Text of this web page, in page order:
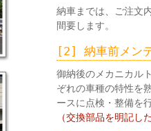
納車までは、ご注文
間要します。
[2] 納車前メン
御納後のメカニカル
ぞれの車種の特性を
ースに点検・整備を
（交換部品を明記し